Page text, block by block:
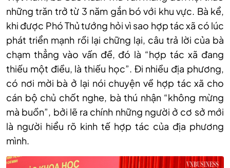
những trăn trở từ 3 năm gắn bó với khu vực. Bà kể,
khi được Phó Thủ tướng hỏi vì sao hợp tác xã có lúc
phát triển mạnh rồi lại chững lại, câu trả lời của bà
chạm thẳng vào vấn đề, đó là “hợp tác xã đang
thiếu một điều, là thiếu học”. Đi nhiều địa phương,
có nơi mời bà ở lại nói chuyện về hợp tác xã cho
cán bộ chủ chốt nghe, bà thú nhận “không mừng
mà buồn”, bởi lẽ ra chính những người ở cơ sở mới
là người hiểu rõ kinh tế hợp tác của địa phương
mình.